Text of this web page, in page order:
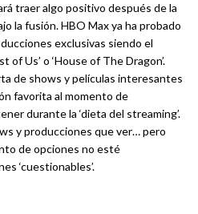
traer algo positivo después de la
la fusión. HBO Max ya ha probado
exclusivas siendo el
of Us’ o ‘House of The Dragon’.
de shows y películas interesantes
favorita al momento de
durante la ‘dieta del streaming’.
y producciones que ver… pero
de opciones no esté
‘cuestionables’.